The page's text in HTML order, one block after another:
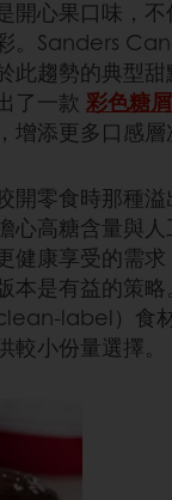
開心果口味，
。Sanders
此趨勢的典型
了一款 彩色糖
，增添更多口感層
開零食時那種
心高糖含量與
健康享受的需
本是有益的策
label）食
小份量選擇。